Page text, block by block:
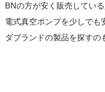
BNの方が安く販売してい
電式真空ポンプを少しでも
ダブランドの製品を探すの